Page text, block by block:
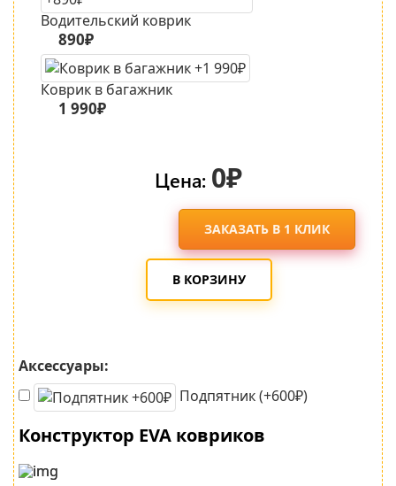
Водительский коврик
890₽
Коврик в багажник
1 990₽
Цена: 0₽
ЗАКАЗАТЬ В 1 КЛИК
В КОРЗИНУ
Аксессуары:
Подпятник (+600₽)
Конструктор EVA ковриков